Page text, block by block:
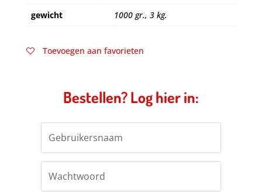
gewicht 1000 gr., 3 kg.
Toevoegen aan favorieten
Bestellen? Log hier in: